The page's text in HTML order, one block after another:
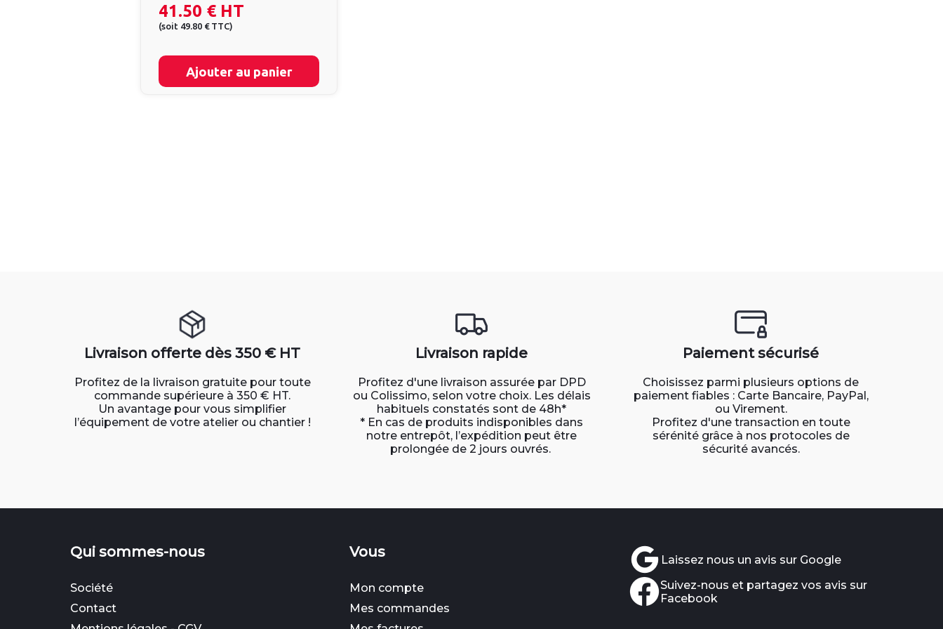
41.50 € HT
(soit 49.80 € TTC)
Ajouter au panier
Livraison offerte dès 350 € HT
Profitez de la livraison gratuite pour toute
commande supérieure à 350 € HT.
Un avantage pour vous simplifier
l’équipement de votre atelier ou chantier !
Livraison rapide
Profitez d'une livraison assurée par DPD
ou Colissimo, selon votre choix. Les délais
habituels constatés sont de 48h*
* En cas de produits indisponibles dans
notre entrepôt, l’expédition peut être
prolongée de 2 jours ouvrés.
Paiement sécurisé
Choisissez parmi plusieurs options de
paiement fiables : Carte Bancaire, PayPal,
ou Virement.
Profitez d'une transaction en toute
sérénité grâce à nos protocoles de
sécurité avancés.
Qui sommes-nous
Société
Contact
Vous
Mon compte
Mes commandes
Laissez nous un avis sur Google
Suivez-nous et partagez vos avis sur
Facebook